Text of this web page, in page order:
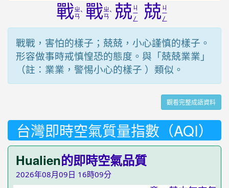
戰ㄓ
ㄢˋ 戰ㄓ
ㄢˋ 兢 ㄐ
ㄧ
ㄥ 兢 ㄐ
ㄧ
ㄥ
戰戰，害怕的樣子；兢兢，小心謹慎的樣子。
形容做事時戒慎惶恐的態度。與「兢兢業業」
（註：業業，警惕小心的樣子 ）類似。
觀看完整成語資料
台灣即時空氣質量指數（AQI）
Hualien的即時空氣品質
2026年08月09日 16時09分